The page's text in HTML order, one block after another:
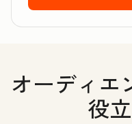
オーディエ
役